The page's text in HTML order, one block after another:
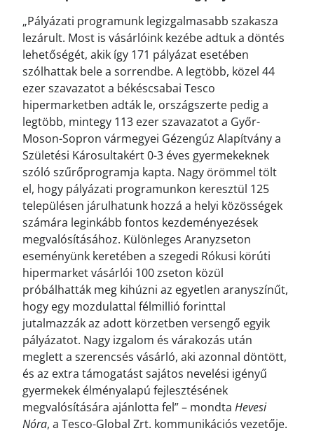
„Pályázati programunk legizgalmasabb szakasza
lezárult. Most is vásárlóink kezébe adtuk a döntés
lehetőségét, akik így 171 pályázat esetében
szólhattak bele a sorrendbe. A legtöbb, közel 44
ezer szavazatot a békéscsabai Tesco
hipermarketben adták le, országszerte pedig a
legtöbb, mintegy 113 ezer szavazatot a Győr-
Moson-Sopron vármegyei Gézengúz Alapítvány a
Születési Károsultakért 0-3 éves gyermekeknek
szóló szűrőprogramja kapta. Nagy örömmel tölt
el, hogy pályázati programunkon keresztül 125
településen járulhatunk hozzá a helyi közösségek
számára leginkább fontos kezdeményezések
megvalósításához. Különleges Aranyzseton
eseményünk keretében a szegedi Rókusi körúti
hipermarket vásárlói 100 zseton közül
próbálhatták meg kihúzni az egyetlen aranyszínűt,
hogy egy mozdulattal félmillió forinttal
jutalmazzák az adott körzetben versengő egyik
pályázatot. Nagy izgalom és várakozás után
meglett a szerencsés vásárló, aki azonnal döntött,
és az extra támogatást sajátos nevelési igényű
gyermekek élményalapú fejlesztésének
megvalósítására ajánlotta fel” – mondtaHevesi
Nóra, a Tesco-Global Zrt. kommunikációs vezetője.